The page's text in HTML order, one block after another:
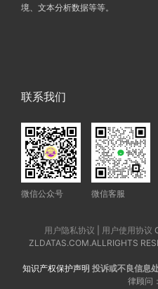
境、文本分析数据等等。
联系我们
微信公众号 微信客服
用户隐私协议 用户使用协议
ZLDATAS.COM.ALLRIGHTS
知识产权保护声明 投诉或不良信
律顾问